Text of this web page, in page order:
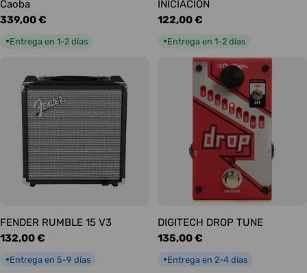
Caoba
Precio
339,00 €
●Entrega en 1-2 días
INICIACIÓN
Precio
122,00 €
●Entrega en 1-2 días
FENDER RUMBLE 15 V3
Precio
132,00 €
●Entrega en 5-9 días
DIGITECH DROP TUNE
Precio
135,00 €
●Entrega en 2-4 días